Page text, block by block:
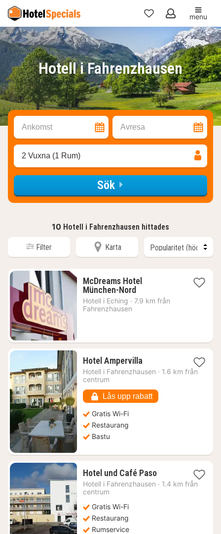
Mina
favoriter
menu
Hotell i Fahrenzhausen
Ankomst Avresa
2 Vuxna (1 Rum)
Sök
10 Hotell i Fahrenzhausen hittades
Filter Karta
McDreams Hotel
München-Nord1
natt
Hotell i Eching · 7.9 km från
Fahrenzhausen
Hotel Ampervilla1
natt
kr.
Hotell i Fahrenzhausen · 1.6 km från
centrum
Lås upp rabatt
Gratis Wi-Fi
Restaurang
Bastu
Hotel und Café Paso1
natt
Hotell i Fahrenzhausen · 1.4 km från
centrum
Gratis Wi-Fi
Restaurang
Rumservice